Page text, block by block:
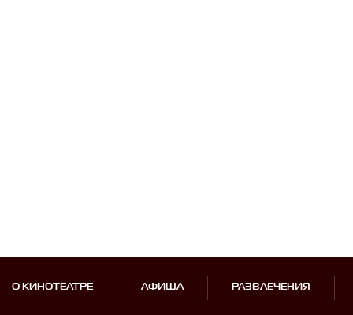
О КИНОТЕАТРЕ АФИША РАЗВЛЕЧЕНИЯ